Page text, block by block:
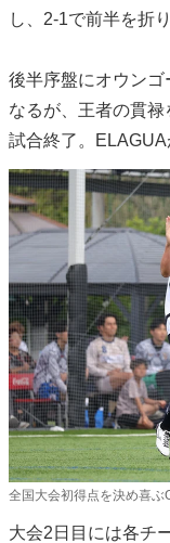
し、2-1で前半を折
後半序盤にオウン
なるが、王者の貫
試合終了。ELAGUA
全国大会初得点を決め喜ぶ
大会2日目には各チ